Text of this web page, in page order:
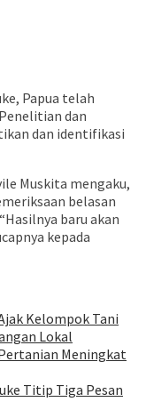
Papua telah
dan
dan identifikasi
Muskita mengaku,
belasan
baru akan
kepada
Kelompok Tani
Lokal
Meningkat
Titip Tiga Pesan